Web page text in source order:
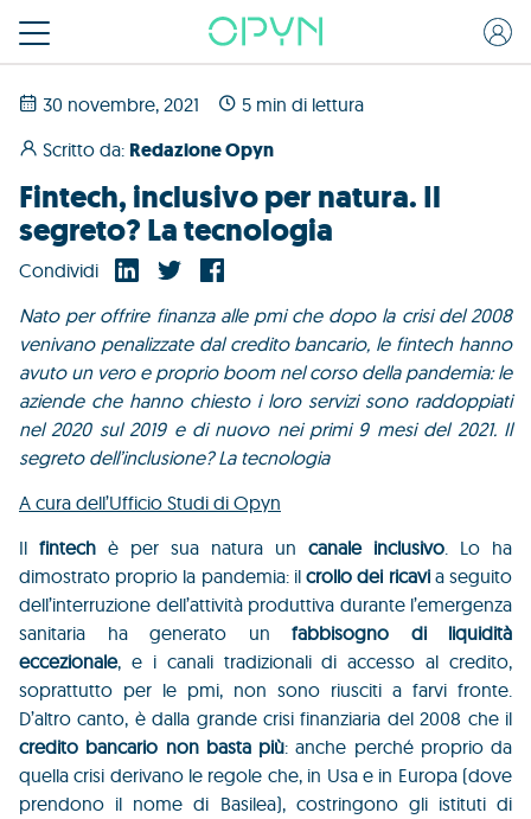
30 novembre, 2021
5 min di lettura
Scritto da: Redazione Opyn
Fintech, inclusivo per natura. Il
segreto? La tecnologia
Condividi
Nato per offrire finanza alle pmi che dopo la crisi del 2008
venivano penalizzate dal credito bancario, le fintech hanno
avuto un vero e proprio boom nel corso della pandemia: le
aziende che hanno chiesto i loro servizi sono raddoppiati
nel 2020 sul 2019 e di nuovo nei primi 9 mesi del 2021. Il
segreto dell’inclusione? La tecnologia
A cura dell’Ufficio Studi di Opyn
Il fintech è per sua natura un canale inclusivo. Lo ha
dimostrato proprio la pandemia: ilcrollo dei ricavia seguito
dell’interruzione dell’attività produttiva durante l’emergenza
sanitaria ha generato un fabbisogno di liquidità
eccezionale, e i canali tradizionali di accesso al credito,
soprattutto per le pmi, non sono riusciti a farvi fronte.
D’altro canto, è dalla grande crisi finanziaria del 2008 che il
credito bancario non basta più: anche perché proprio da
quella crisi derivano le regole che, in Usa e in Europa (dove
prendono il nome di Basilea), costringono gli istituti di